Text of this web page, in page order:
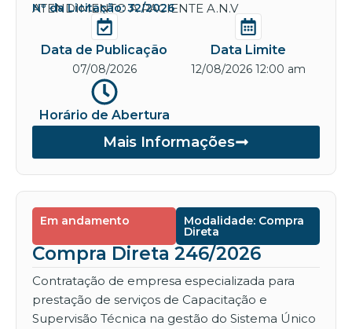
ATENDIMENTO A PACIENTE A.N.V
Nº da Licitação: 32/2026
Data de Publicação
07/08/2026
Data Limite
12/08/2026 12:00 am
Horário de Abertura
Mais Informações
Em andamento Modalidade: Compra
Direta
Compra Direta 246/2026
Contratação de empresa especializada para
prestação de serviços de Capacitação e
Supervisão Técnica na gestão do Sistema Único